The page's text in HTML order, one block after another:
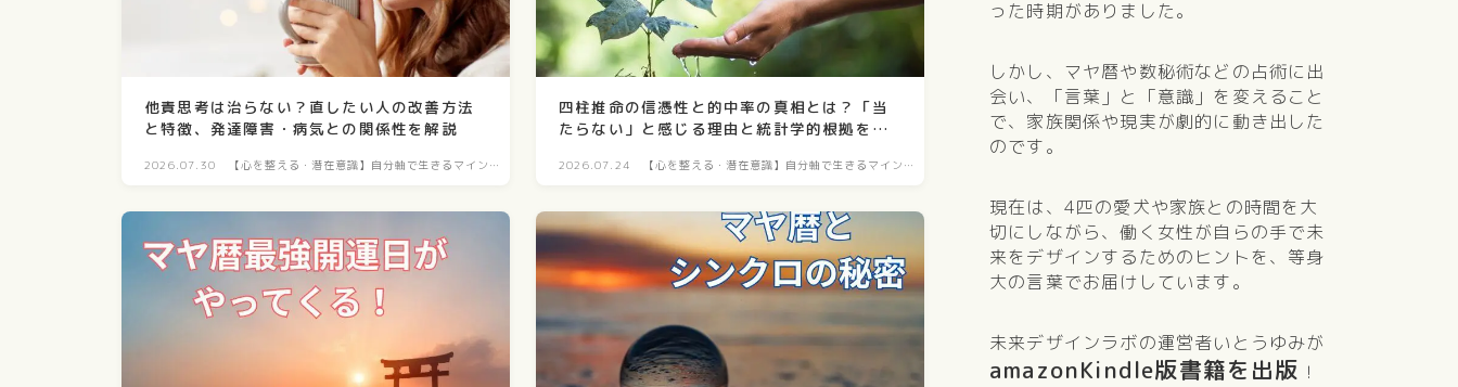
他責思考は治らない？直したい人の改善方法
と特徴、発達障害・病気との関係性を解説
2026.07.30
【心を整える・潜在意識】自分軸で生きるマイン
四柱推命の信憑性と的中率の真相とは？「当
たらない」と感じる理由と統計学的根拠を解
2026.07.24
【心を整える・潜在意識】自分軸で生きるマイン
った時期がありました。
しかし、マヤ暦や数秘術などの占術に出
会い、「言葉」と「意識」を変えること
で、家族関係や現実が劇的に動き出した
のです。
現在は、4匹の愛犬や家族との時間を大
切にしながら、働く女性が自らの手で未
来をデザインするためのヒントを、等身
大の言葉でお届けしています。
未来デザインラボの運営者いとうゆみが
amazonKindle版書籍を出版 ！